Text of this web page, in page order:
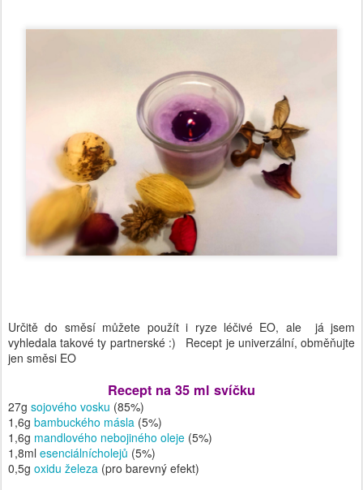
Určitě do směsí můžete použít i ryze léčivé EO, ale já jsem
vyhledala takové ty partnerské :) Recept je univerzální, obměňujte
jen směsi EO
Recept na 35 ml svíčku
27g sojového vosku (85%)
1,6g bambuckého másla (5%)
1,6g mandlového nebojiného oleje (5%)
1,8ml esenciálnícholejů (5%)
0,5g oxidu železa (pro barevný efekt)